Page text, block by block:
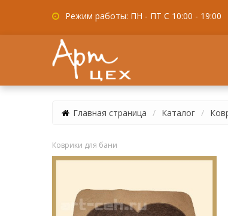
Режим работы: ПН - ПТ С 10:00 - 19:00
Главная страница Каталог
Коврики для бани